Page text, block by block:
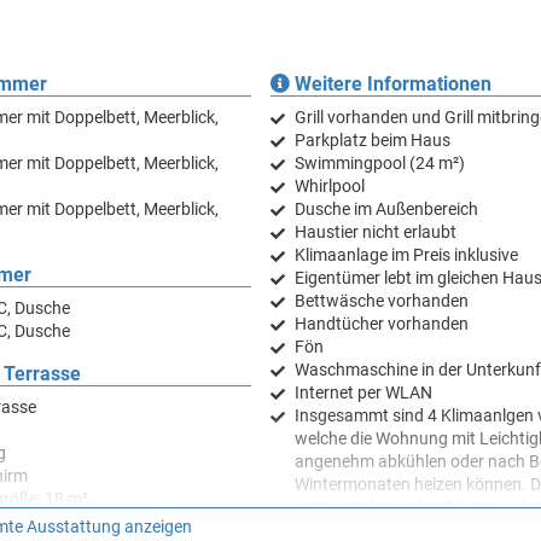
gedacht um Stunden lang Sonne tanken zu können. Wenn es zu heiss
abkühlen.
und den Massagedüsen die Zeit vertreiben. Zudem steht hinter
zur Verfügung.
und Bemühung der Vermieterfamilie wird Ihren Urlaub so schön wie
zu erleben!
und ist aus diesem Grund für keine Partyurlauber und
betreut, um Ihnen ein rundum sicheres und
mit Doppelbett, Meerblick,
mit Doppelbett, Meerblick,
mit Doppelbett, Meerblick,
Dusche
Dusche
18 m²
Weitere Informationen
Grill vorhanden und Grill
Parkplatz beim Haus
Swimmingpool (24 m²)
Whirlpool
Dusche im Außenbereich
Haustier nicht erlaubt
Klimaanlage im Preis inklusive
Eigentümer lebt im gleichen Haus
Bettwäsche vorhanden
Handtücher vorhanden
Fön
Waschmaschine in der
Internet per WLAN
Insgesammt sind 4 Klimaanlgen
welche die Wohnung mit
angenehm abkühlen oder nach
Wintermonaten heizen können.
Vermieter kann den Gästen auf
Ausstattung anzeigen